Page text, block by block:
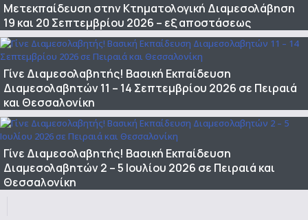
Μετεκπαίδευση στην Κτηματολογική Διαμεσολάβηση
19 και 20 Σεπτεμβρίου 2026 – εξ αποστάσεως
Γίνε Διαμεσολαβητής! Βασική Εκπαίδευση
Διαμεσολαβητών 11 – 14 Σεπτεμβρίου 2026 σε Πειραιά
και Θεσσαλονίκη
Γίνε Διαμεσολαβητής! Βασική Εκπαίδευση
Διαμεσολαβητών 2 – 5 Ιουλίου 2026 σε Πειραιά και
Θεσσαλονίκη